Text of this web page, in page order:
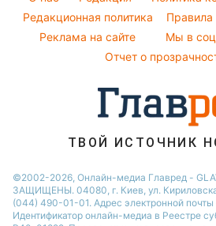
Елена Зеленская
Комнатные растения
Курс валют
Редакционная политика
Правила
Реклама на сайте
Мы в
Отчет о
ТВОЙ ИСТОЧНИК
©2002-2026, Онлайн-медиа Главред -
ЗАЩИЩЕНЫ. 04080, г. Киев, ул.
(044) 490-01-01. Адрес электронной
Идентификатор онлайн-медиа в Реестре